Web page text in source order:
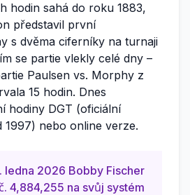
hodin sahá do roku 1883,
představil první
s dvěma ciferníky na turnaji
se partie vlekly celé dny –
Paulsen vs. Morphy z
15 hodin. Dnes
hodiny DGT (oficiální
1997) nebo online verze.
ledna 2026 Bobby Fischer
4,884,255 na svůj systém